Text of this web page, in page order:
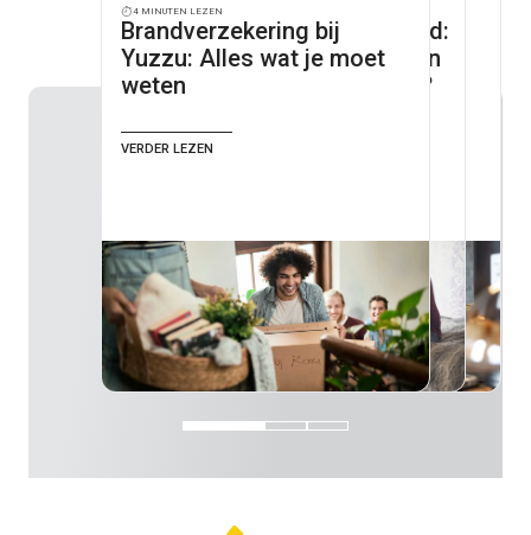
4 minuten lezen
Brandverzekering bij
Yuzzu: Alles wat je moet
weten
Verder lezen
4 minuten lezen
Huurdersaansprakelijkheid:
Waarom is het verplicht en
waarom heb je het nodig?
Verder lezen
3 minuten lezen
Hoe wordt de prijs van je
brandverzekering
Verder lezen